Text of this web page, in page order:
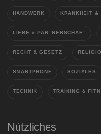
HANDWERK KRANKHEIT &
LIEBE & PARTNERSCHAFT
RECHT & GESETZ
SMARTPHONE SOZIALES
TECHNIK TRAINING &
Nützliches